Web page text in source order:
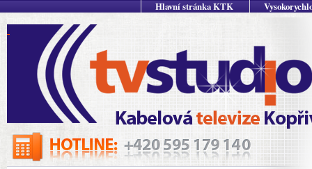
Hlavní stránka KTK